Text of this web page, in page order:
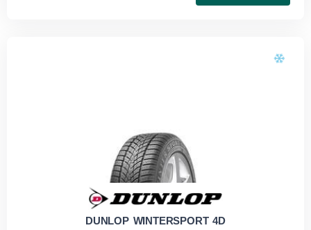
DUNLOP WINTERSPORT 4D